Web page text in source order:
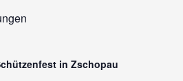
in Zschopau